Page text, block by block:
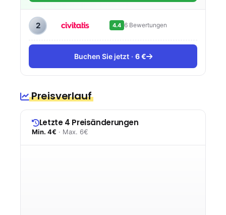
2 4.4 6 Bewertungen
Buchen Sie jetzt 6 €
Preisverlauf
Letzte 4 Preisänderungen
Min. 4€ · Max. 6€